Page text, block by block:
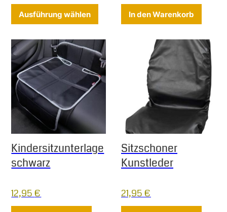
Ausführung wählen Dieses Produkt weist mehrere
In den Warenkorb
Kindersitzunterlage
schwarz
12,95€
Sitzschoner
Kunstleder
21,95€